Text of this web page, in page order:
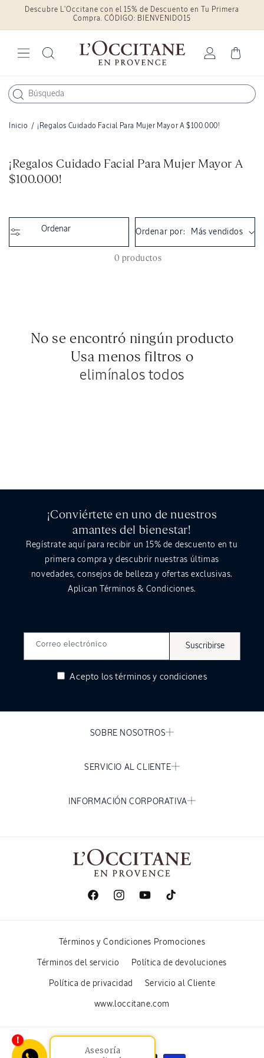
Descubre L'Occitane con el 15% de Descuento en Tu Primera
Compra. CÓDIGO: BIENVENIDO15
sesión
Carrito
Inicio / ¡Regalos Cuidado Facial Para Mujer Mayor A $100.000!
C
o
¡Regalos Cuidado Facial Para Mujer Mayor A
$100.000!
Ordenar Ordenar por:
0 productos
No se encontró ningún producto
Usa menos filtros o
elimínalos todos
¡Conviértete en uno de nuestros
amantes del bienestar!
Regístrate aquí para recibir un 15% de descuento en tu
primera compra y descubrir nuestras últimas
novedades, consejos de belleza y ofertas exclusivas.
Aplican Términos & Condiciones.
Correo electrónico Suscribirse
Acepto los términos y condiciones
SOBRE NOSOTROS
SERVICIO AL CLIENTE
INFORMACIÓN CORPORATIVA
FacebookInstagramYouTubeTikTok
Términos y Condiciones Promociones
Términos del servicio Política de devoluciones
Política de privacidad Servicio al Cliente
www.loccitane.com
Formas
Asesoría